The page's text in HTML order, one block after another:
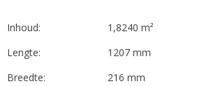
Inhoud:
1,8240 m²
Lengte:
1207 mm
Breedte:
216 mm